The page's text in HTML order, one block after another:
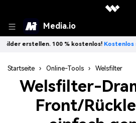
Media.io
Kostenlos starten→ Unbegrenzt
Startseite › Online-Tools › Welsfilter
Welsfilter-
Front/